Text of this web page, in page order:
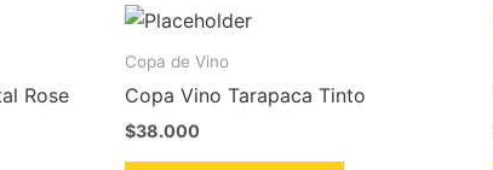
Rose
Copa de Vino
Copa Vino Tarapaca Tinto
$38.000